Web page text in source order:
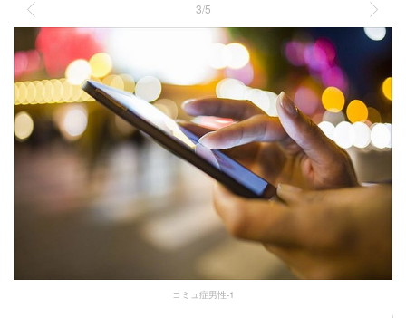
3/5
コミュ症男性-1